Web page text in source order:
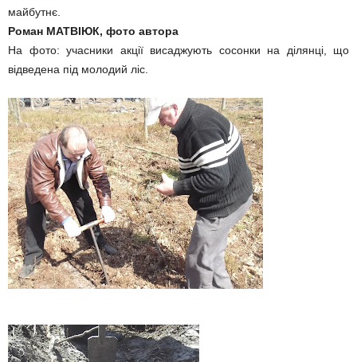
майбутнє.
Роман МАТВІЮК, фото автора
На фото: учасники акції висаджують сосонки на ділянці, що
відведена під молодий ліс.